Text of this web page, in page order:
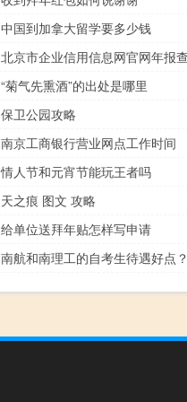
中国到加拿大留学要多少钱
“菊气先熏酒”的出处是哪里
保卫公园攻略
南京工商银行营业网点工作时间
情人节和元宵节能玩王者吗
天之痕 图文 攻略
给单位送拜年贴怎样写申请
南航和南理工的自考生待遇好点？